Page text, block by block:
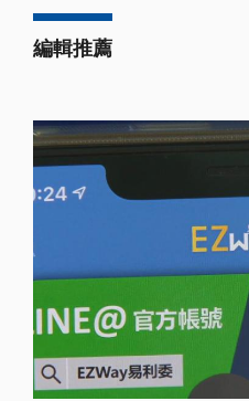
編輯推薦